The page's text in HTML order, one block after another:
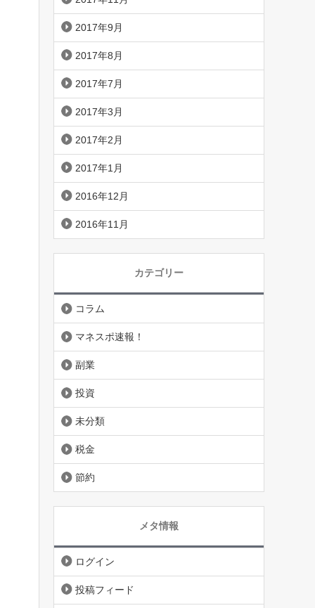
2017年9月
2017年8月
2017年7月
2017年3月
2017年2月
2017年1月
2016年12月
2016年11月
カテゴリー
コラム
マネスポ速報！
副業
投資
未分類
税金
節約
メタ情報
ログイン
投稿フィード